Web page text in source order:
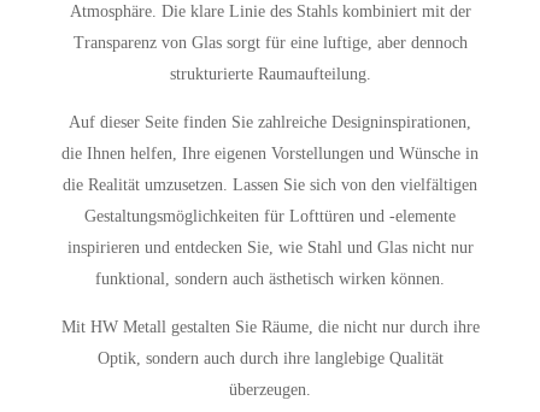
Atmosphäre. Die klare Linie des Stahls kombiniert mit der
Transparenz von Glas sorgt für eine luftige, aber dennoch
strukturierte Raumaufteilung.
Auf dieser Seite finden Sie zahlreiche Designinspirationen,
die Ihnen helfen, Ihre eigenen Vorstellungen und Wünsche in
die Realität umzusetzen. Lassen Sie sich von den vielfältigen
Gestaltungsmöglichkeiten für Lofttüren und -elemente
inspirieren und entdecken Sie, wie Stahl und Glas nicht nur
funktional, sondern auch ästhetisch wirken können.
Mit HW Metall gestalten Sie Räume, die nicht nur durch ihre
Optik, sondern auch durch ihre langlebige Qualität
überzeugen.